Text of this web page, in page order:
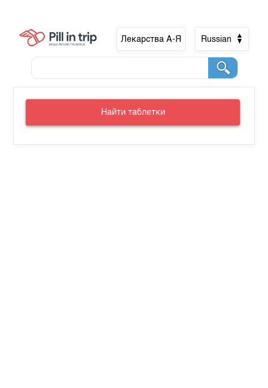
Лекарства А-Я Russian
Найти таблетки